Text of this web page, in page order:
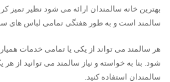
بهترین خانه سالمندان ارائه می شود نظیر تمیز
سالمند است و به طور هفتگی تمامی لباس های
هر سالمند می تواند از یکی یا تمامی خدمات
شود. بنا به خواسته و نیاز سالمند می توانید از
سالمندان استفاده کنید.